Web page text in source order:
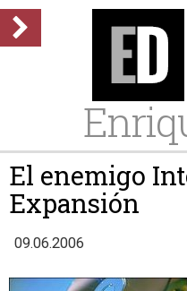
El enemigo
Expansión
09.06.2006